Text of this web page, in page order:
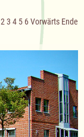
2 3 4 5 6Vorwärts Ende